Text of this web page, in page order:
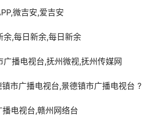
微吉安,爱吉安
,每日新余,每日新余
播电视台,抚州微视,抚州传媒网
市广播电视台,景德镇市广播电视台 ?
电视台,赣州网络台